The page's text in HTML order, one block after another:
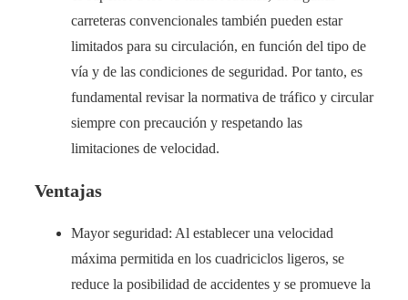
carreteras convencionales también pueden estar
limitados para su circulación, en función del tipo de
vía y de las condiciones de seguridad. Por tanto, es
fundamental revisar la normativa de tráfico y circular
siempre con precaución y respetando las
limitaciones de velocidad.
Ventajas
Mayor seguridad: Al establecer una velocidad
máxima permitida en los cuadriciclos ligeros, se
reduce la posibilidad de accidentes y se promueve la